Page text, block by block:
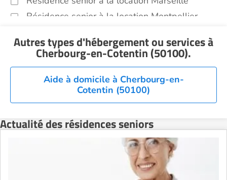
Résidence senior à la location Montpellier
Résidence senior à la location Nantes
Résidence senior à la location Nîmes
Résidence senior à la location Orléans
Résidence senior à la location Perpignan
Résidence senior à la location Rennes
Résidence senior à la location Strasbourg
Résidence senior à la location Toulouse
Autres types d'hébergement ou servicesà
Cherbourg-en-Cotentin (50100).
Aide à domicile à Cherbourg-en-
Cotentin (50100)
Actualité des résidences seniors